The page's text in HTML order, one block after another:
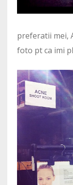
preferatii mei,
foto pt ca imi